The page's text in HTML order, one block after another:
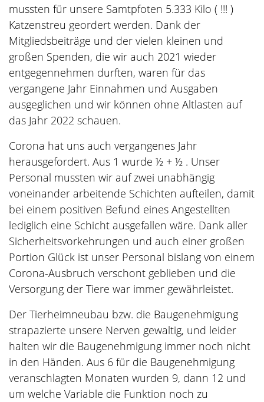
mussten für unsere Samtpfoten 5.333 Kilo ( !!! )
Katzenstreu geordert werden. Dank der
Mitgliedsbeiträge und der vielen kleinen und
großen Spenden, die wir auch 2021 wieder
entgegennehmen durften, waren für das
vergangene Jahr Einnahmen und Ausgaben
ausgeglichen und wir können ohne Altlasten auf
das Jahr 2022 schauen.
Corona hat uns auch vergangenes Jahr
herausgefordert. Aus 1 wurde ½ + ½ . Unser
Personal mussten wir auf zwei unabhängig
voneinander arbeitende Schichten aufteilen, damit
bei einem positiven Befund eines Angestellten
lediglich eine Schicht ausgefallen wäre. Dank aller
Sicherheitsvorkehrungen und auch einer großen
Portion Glück ist unser Personal bislang von einem
Corona-Ausbruch verschont geblieben und die
Versorgung der Tiere war immer gewährleistet.
Der Tierheimneubau bzw. die Baugenehmigung
strapazierte unsere Nerven gewaltig, und leider
halten wir die Baugenehmigung immer noch nicht
in den Händen. Aus 6 für die Baugenehmigung
veranschlagten Monaten wurden 9, dann 12 und
um welche Variable die Funktion noch zu